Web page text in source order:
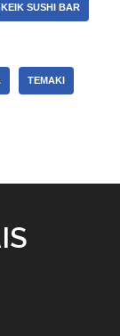
KEIK SUSHI BAR
TEMAKI